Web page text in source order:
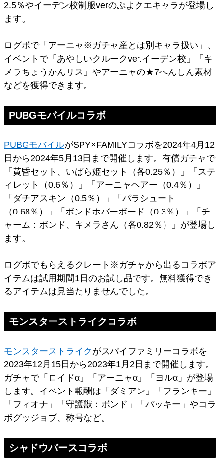
2.5％やイーデン校制服verのぷよクエキャラが登場し
ます。
ログボで「アーニャ※ガチャ産とは別キャラ扱い」、
イベントで「あやしいクルークver.イーデン校」「キ
メラちょうかんリス」やアーニャの★7へんしん素材
などを獲得できます。
PUBGモバイルコラボ
PUBGモバイルがSPY×FAMILYコラボを2024年4月12
日から2024年5月13日まで開催します。有償ガチャで
「黄昏セット、いばら姫セット（各0.25％）」「ステ
ィレット（0.6％）」「アーニャヘアー（0.4％）」
「ダチアスキン（0.5％）」「パラシュート
（0.68％）」「ボンドホバーボード（0.3％）」「チ
ャーム：ボンド、キメラさん（各0.82％）」が登場し
ます。
ログボでもらえるクレート※ガチャから出るコラボア
イテムは試用期間1日のお試し品です。無料獲得でき
るアイテムは見当たりませんでした。
モンスターストライクコラボ
モンスターストライク がスパイファミリーコラボを
2023年12月15日から2023年1月2日まで開催します。
ガチャで「ロイドα」「アーニャα」「ヨルα」が登場
します。イベント報酬は「ダミアン」「フランキー」
「フィオナ」「守護獣：ボンド」「バッキー」やコラ
ボグッジョブ、称号など。
シャドウバースコラボ